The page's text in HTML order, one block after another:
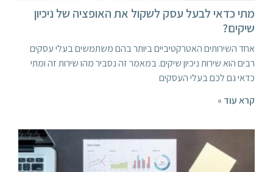
מתי כדאי לבעל עסק לשקול את האופציה של ניכיון
שיקים?
אחד השירותים האטרקטיביים ביותר בהם משתמשים בעלי עסקים
רבים הוא שירות ניכיון שיקים. במאמר זה נסביר מהו שירות זה ומתי
כדאי גם לכם בעלי העסקים
קרא עוד »